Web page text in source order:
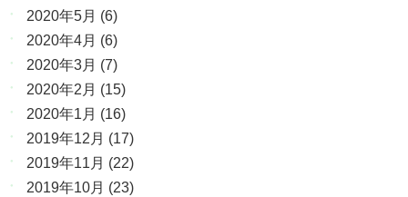
2020年5月 (6)
2020年4月 (6)
2020年3月 (7)
2020年2月 (15)
2020年1月 (16)
2019年12月 (17)
2019年11月 (22)
2019年10月 (23)